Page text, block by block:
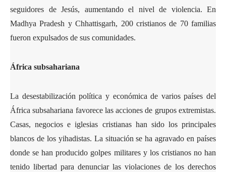
seguidores de Jesús, aumentando el nivel de violencia. En
Madhya Pradesh y Chhattisgarh, 200 cristianos de 70 familias
fueron expulsados de sus comunidades.
África subsahariana
La desestabilización política y económica de varios países del
África subsahariana favorece las acciones de grupos extremistas.
Casas, negocios e iglesias cristianas han sido los principales
blancos de los yihadistas. La situación se ha agravado en países
donde se han producido golpes militares y los cristianos no han
tenido libertad para denunciar las violaciones de los derechos